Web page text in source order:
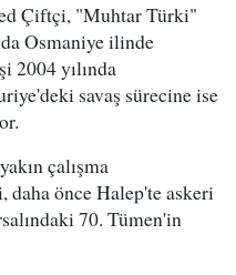
Çiftçi, "Muhtar Türki"
Osmaniye ilinde
2004 yılında
savaş sürecine ise
çalışma
daha önce Halep'te askeri
70. Tümen'in